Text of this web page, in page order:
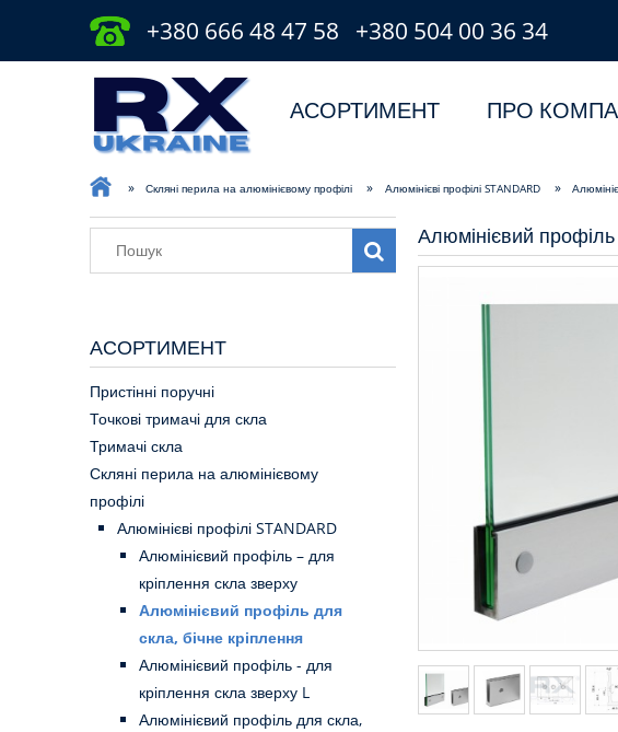
+380 666 48 47 58 +380 504 00 36 34
АСОРТИМЕНТ ПРО
» Скляні перила на алюмінієвому профілі » Алюмінієві профілі STANDARD »
АСОРТИМЕНТ
Пристінні поручні
Точкові тримачі для скла
Тримачі скла
Скляні перила на алюмінієвому
профілі
Алюмінієві профілі STANDARD
Алюмінієвий профіль – для
кріплення скла зверху
Алюмінієвий профіль для
скла, бічне кріплення
Алюмінієвий профіль - для
кріплення скла зверху L
Алюмінієвий профіль для скла,
Алюмінієвий